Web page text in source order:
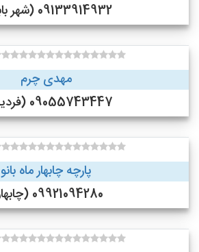
09133914932 (شهر بابک)
مهدی چرم
09055743447 (فردیس)
پارچه چابهار ماه بانو
09921094280 (چابهار )